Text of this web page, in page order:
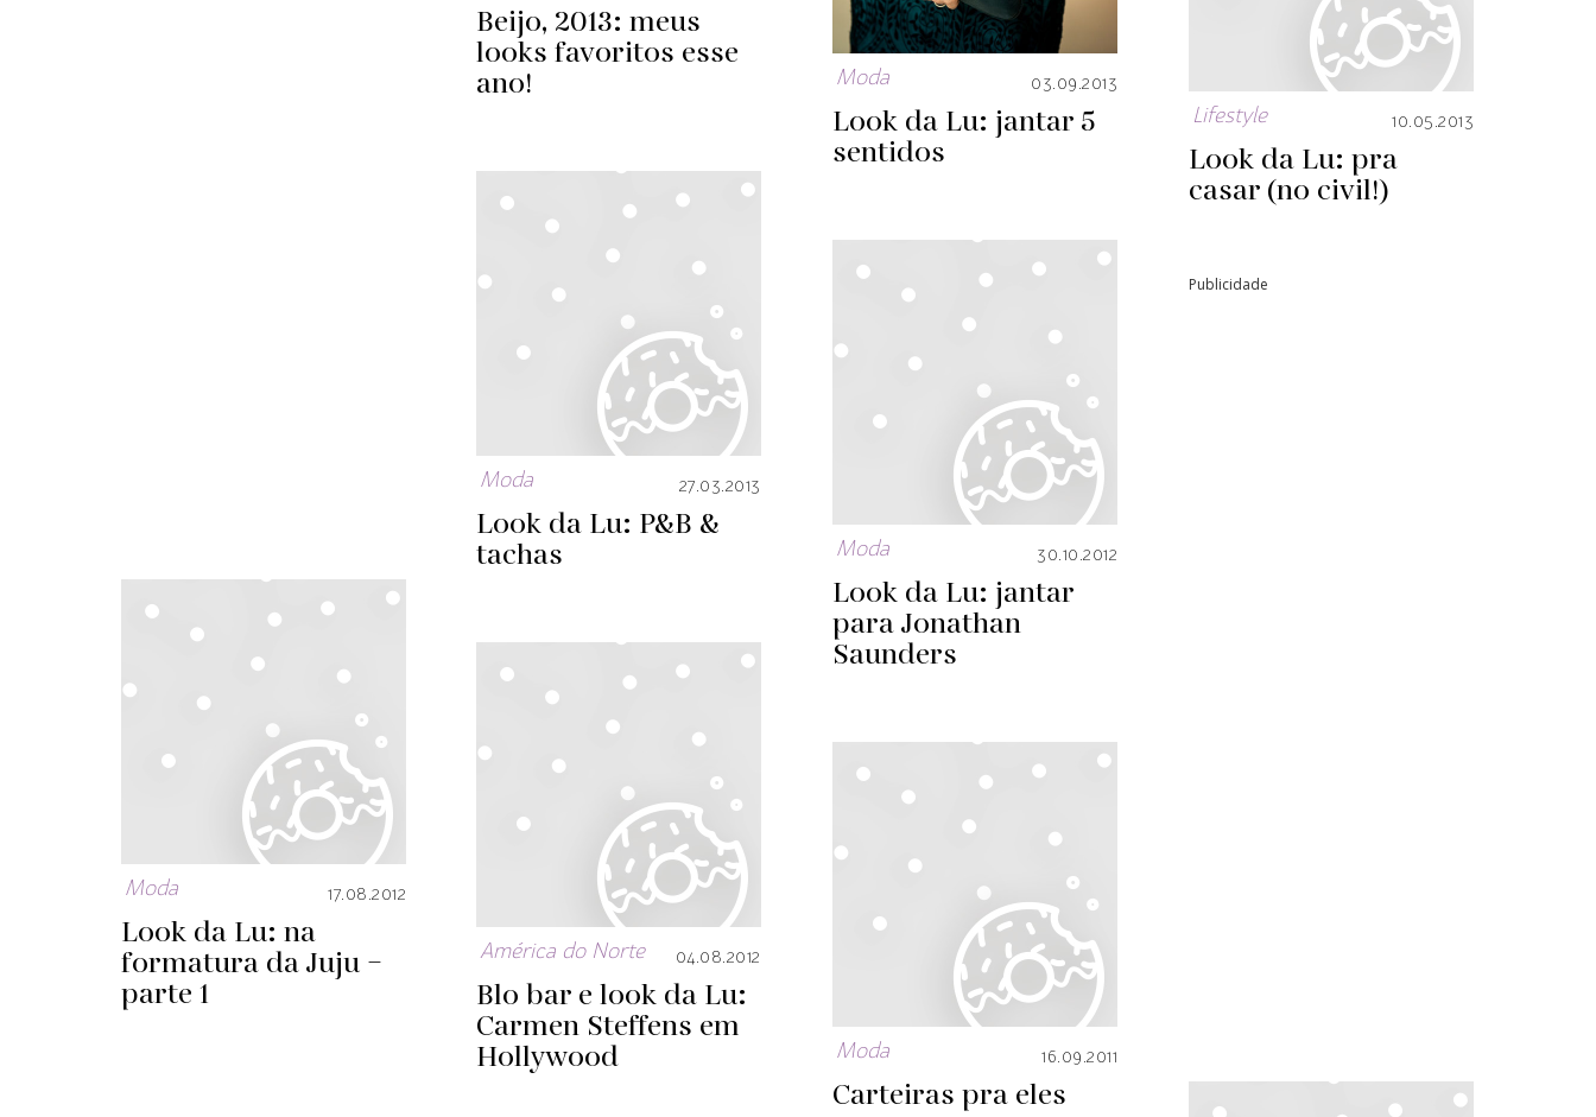
Beijo, 2013: meus
looks favoritos esse
ano! Moda 03.09.2013
Look da Lu: jantar 5
sentidos
Lifestyle 10.05.2013
Look da Lu: pra
casar (no civil!)
Moda 27.03.2013
Look da Lu: P&B &
tachas Moda 30.10.2012
Look da Lu: jantar
para Jonathan
Saunders
Publicidade
Moda 17.08.2012
Look da Lu: na
formatura da Juju –
parte 1
América do Norte 04.08.2012
Blo bar e look da Lu:
Carmen Steffens em
Hollywood Moda 16.09.2011
Carteiras pra eles